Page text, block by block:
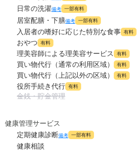
日常の洗濯備考 一部有料
居室配膳・下膳備考 一部有料
入居者の嗜好に応じた特別な食事 有料
おやつ 有料
理美容師による理美容サービス 有料
買い物代行（通常の利用区域） 有料
買い物代行（上記以外の区域） 有料
役所手続き代行 有料
金銭・貯金管理
健康管理サービス
定期健康診断備考 一部有料
健康相談